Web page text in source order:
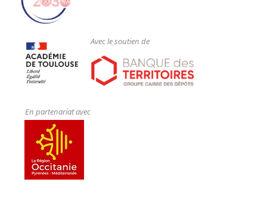
Avec le soutien de
En partenariat avec